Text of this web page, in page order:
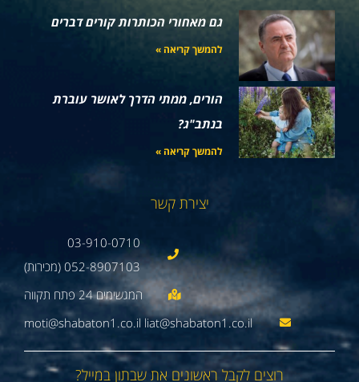
גם מאחורי הכותרות קורים דברים
להמשך קריאה »
הורים, ממתי הדרך לאושר עוברת
בנתב"ג?
להמשך קריאה »
יצירת קשר
03-910-0710
052-8907103 (מכירות)
moti@shabaton1.co.il liat@shabaton1.co.il
רוצים לקבל ראשונים את שבתון במייל?